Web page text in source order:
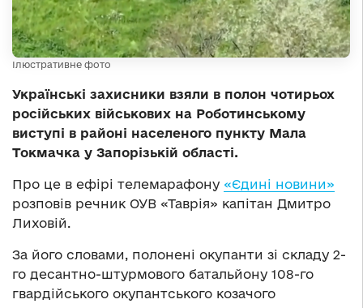
Ілюстративне фото
Українські захисники взяли в полон чотирьох
російських військових на Роботинському
виступі в районі населеного пункту Мала
Токмачка у Запорізькій області.
Про це в ефірі телемарафону «Єдині новини»
розповів речник ОУВ «Таврія» капітан Дмитро
Лиховій.
За його словами, полонені окупанти зі складу 2-
го десантно-штурмового батальйону 108-го
гвардійського окупантського козачого